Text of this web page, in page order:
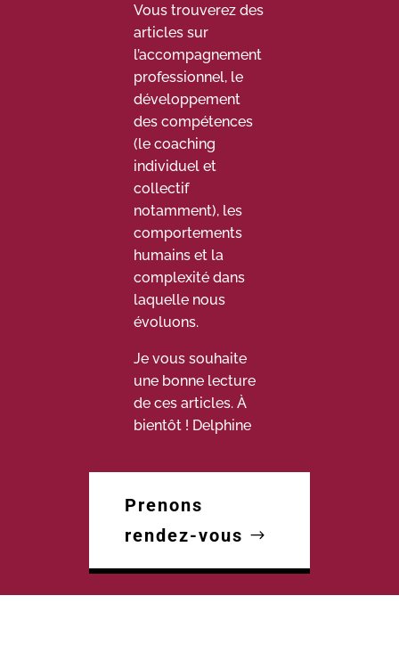
Vous trouverez des
articles sur
l’accompagnement
professionnel, le
développement
des compétences
(le coaching
individuel et
collectif
notamment), les
comportements
humains et la
complexité dans
laquelle nous
évoluons.
Je vous souhaite
une bonne lecture
de ces articles. À
bientôt ! Delphine
Prenons
rendez-vous